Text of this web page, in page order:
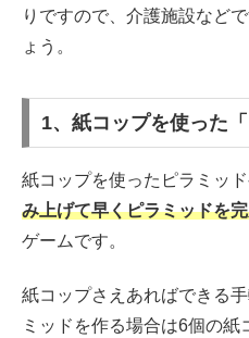
りですので、介護施設など
ょう。
1、紙コップを使った
紙コップを使ったピラミッド
み上げて早くピラミッドを
ゲームです。
紙コップさえあればできる
ミッドを作る場合は6個の紙